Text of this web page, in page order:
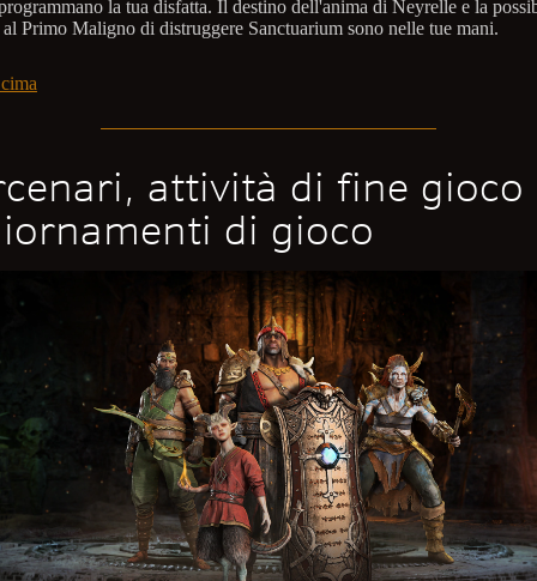
la tua disfatta. Il destino dell'anima di Neyrelle e la
Primo Maligno di distruggere Sanctuarium sono nelle tue mani.
attività di fine gioco
di gioco